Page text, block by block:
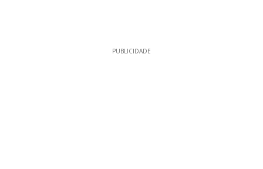
PUBLICIDADE